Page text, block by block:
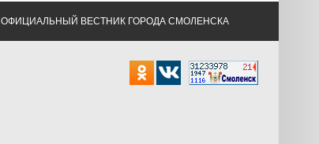
ОФИЦИАЛЬНЫЙ ВЕСТНИК ГОРОДА СМОЛЕНСКА